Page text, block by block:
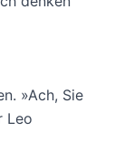
»Ach, Sie
Leo